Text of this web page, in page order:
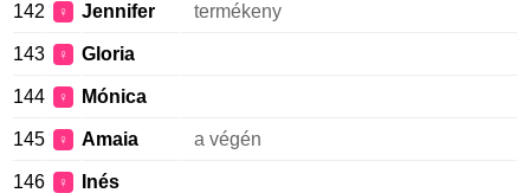
142 ♀ Jennifer termékeny
143 ♀ Gloria
144 ♀ Mónica
145 ♀ Amaia a végén
146 ♀ Inés